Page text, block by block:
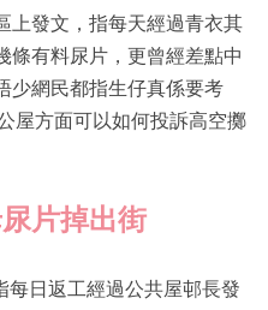
上發文，指每天經過青衣其
條有料尿片，更曾經差點中
少網民都指生仔真係要考
屋方面可以如何投訴高空擲
片掉出街
每日返工經過公共屋邨長發